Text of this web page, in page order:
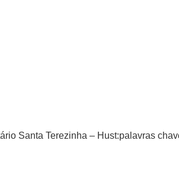
Santa Terezinha – Hust:palavras